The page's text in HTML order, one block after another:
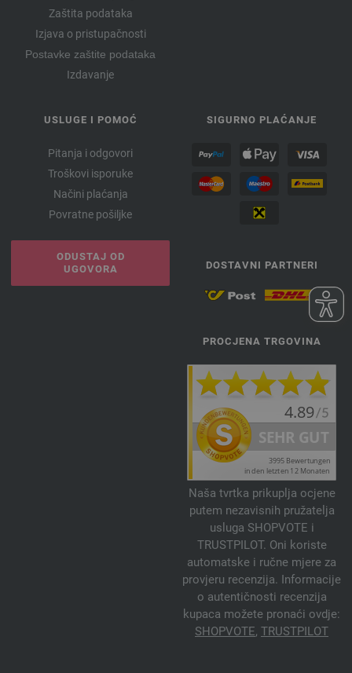
Zaštita podataka
Izjava o pristupačnosti
Postavke zaštite podataka
Izdavanje
USLUGE I POMOĆ
Pitanja i odgovori
Troškovi isporuke
Načini plaćanja
Povratne pošiljke
ODUSTAJ OD
UGOVORA
SIGURNO PLAĆANJE
DOSTAVNI PARTNERI
PROCJENA TRGOVINA
Naša tvrtka prikuplja ocjene
putem nezavisnih pružatelja
usluga SHOPVOTE i
TRUSTPILOT. Oni koriste
automatske i ručne mjere za
provjeru recenzija. Informacije
o autentičnosti recenzija
kupaca možete pronaći ovdje:
SHOPVOTE, TRUSTPILOT